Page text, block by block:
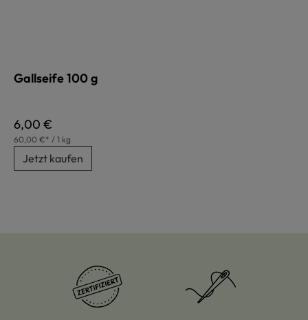
Gallseife 100 g
Regulärer Preis:
6,00 €
60,00 €* / 1 kg
Jetzt kaufen